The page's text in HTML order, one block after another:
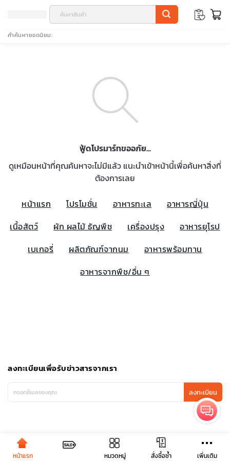
คำค้นหายอดนิยม
ฟู้ดโปรมาร์ทขออภัย...
ดูเหมือนหน้าที่คุณค้นหาจะไม่มีแล้ว แนะนำเข้าหน้านี้เพื่อค้นหาสิ่งที่
ต้องการเลย
หน้าแรก โปรโมชั่น อาหารทะเล
อาหารญี่ปุ่น
เนื้อสัตว์
ผัก ผลไม้ ธัญพืช เครื่องปรุง
อาหารยุโรป
เบเกอรี่
ผลิตภัณฑ์จากนม
อาหารพร้อมทาน
อาหารจากพืช/อื่น ๆ
ลงทะเบียนเพื่อรับข่าวสารจากเรา
ลงทะเบียน
หน้าแรก หมวดหมู่ สั่งซื้อซ้ำ เพิ่มเติม